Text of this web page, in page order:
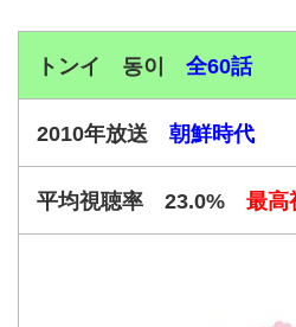
トンイ 동이 全60話
2010年放送 朝鮮時代
平均視聴率 23.0% 最高